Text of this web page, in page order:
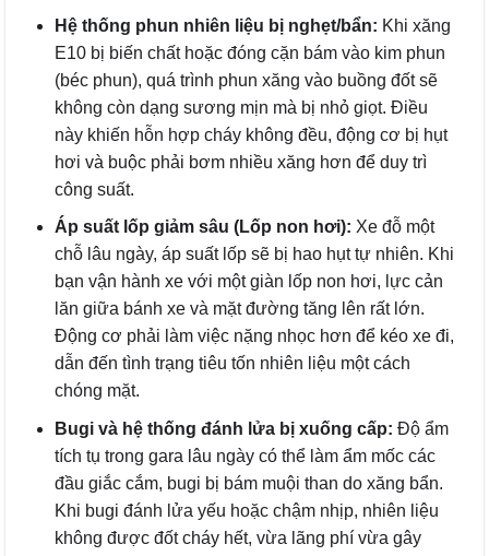
Hệ thống phun nhiên liệu bị nghẹt/bẩn: Khi xăng
E10 bị biến chất hoặc đóng cặn bám vào kim phun
(béc phun), quá trình phun xăng vào buồng đốt sẽ
không còn dạng sương mịn mà bị nhỏ giọt. Điều
này khiến hỗn hợp cháy không đều, động cơ bị hụt
hơi và buộc phải bơm nhiều xăng hơn để duy trì
công suất.
Áp suất lốp giảm sâu (Lốp non hơi): Xe đỗ một
chỗ lâu ngày, áp suất lốp sẽ bị hao hụt tự nhiên. Khi
bạn vận hành xe với một giàn lốp non hơi, lực cản
lăn giữa bánh xe và mặt đường tăng lên rất lớn.
Động cơ phải làm việc nặng nhọc hơn để kéo xe đi,
dẫn đến tình trạng tiêu tốn nhiên liệu một cách
chóng mặt.
Bugi và hệ thống đánh lửa bị xuống cấp: Độ ẩm
tích tụ trong gara lâu ngày có thể làm ẩm mốc các
đầu giắc cắm, bugi bị bám muội than do xăng bẩn.
Khi bugi đánh lửa yếu hoặc chậm nhịp, nhiên liệu
không được đốt cháy hết, vừa lãng phí vừa gây